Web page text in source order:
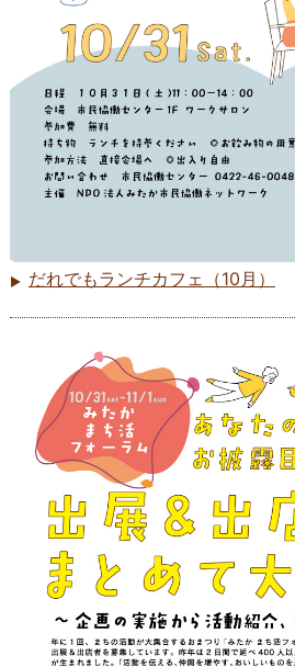
だれでもランチカフェ（10月）